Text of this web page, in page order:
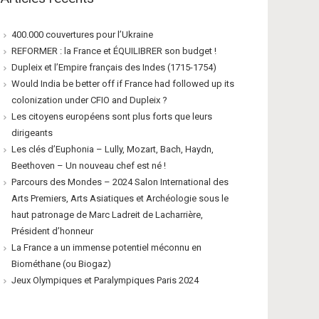
400.000 couvertures pour l’Ukraine
REFORMER : la France et ÉQUILIBRER son budget !
Dupleix et l’Empire français des Indes (1715-1754)
Would India be better off if France had followed up its
colonization under CFIO and Dupleix ?
Les citoyens européens sont plus forts que leurs
dirigeants
Les clés d’Euphonia – Lully, Mozart, Bach, Haydn,
Beethoven – Un nouveau chef est né !
Parcours des Mondes – 2024 Salon International des
Arts Premiers, Arts Asiatiques et Archéologie sous le
haut patronage de Marc Ladreit de Lacharrière,
Président d’honneur
La France a un immense potentiel méconnu en
Biométhane (ou Biogaz)
Jeux Olympiques et Paralympiques Paris 2024